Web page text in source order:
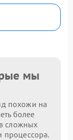
мы
похожи на
более
сложных
процессора.